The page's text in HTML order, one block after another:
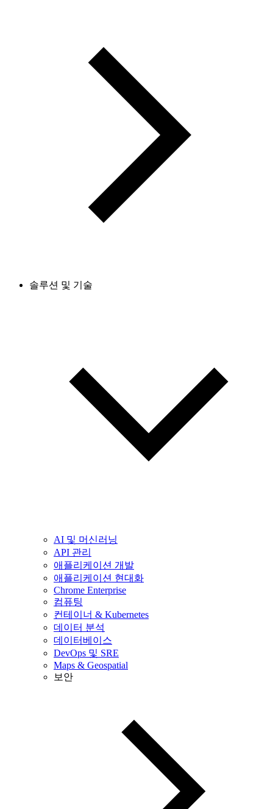
솔루션 및 기술
AI 및 머신러닝
API 관리
애플리케이션 개발
애플리케이션 현대화
Chrome Enterprise
컴퓨팅
컨테이너 & Kubernetes
데이터 분석
데이터베이스
DevOps 및 SRE
Maps & Geospatial
보안